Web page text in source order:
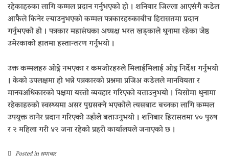
रहेकाहरुका लागि कम्मल प्रदान गर्नुभएको हो । शनिबार जिल्ला आएसंगै कडेल
आफैले किनेर ल्याउनुभएको कम्मल पत्रकारहरुकाबीच हिरासतमा प्रदान
गर्नुभएको हो । पत्रकार महासंघका अध्यक्ष भरत खड्काले थुनामा रहेका जेष्ठ
उमेरकाको हातमा हस्तान्तरण गर्नुभयो ।
उक्त कम्मलहरु ओढ्ने नभएका र कमजोरहरुले मिलाईमिलाई ओढ्न निर्देश गर्नुभयो
। केको उपलक्षमा हो भन्ने पत्रकारको प्रश्नमा प्रजिअ कडेलले मानवियता र
मानवअधिकारको पक्षमा यस्तो व्यवहार गरिएको बताउनुभयो । चिसोमा थुनामा
रहेकाहरुको स्वस्थ्यमा असर पुग्नसक्ने भएकोले त्यसबाट बच्नका लागि कम्मल
उपयुक्त ठानेर प्रदान गरिएको उहाँले बताउनुभयो । शनिबार हिरासतमा ४० पुरुष
र २ महिला गरी ४२ जना रहेको प्रहरी कार्यालयले जनाएको छ ।